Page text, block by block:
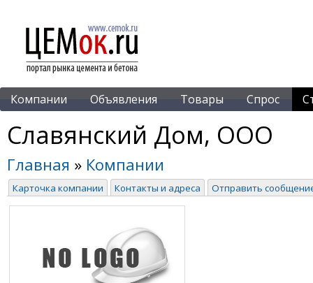
Компании Объявления Товары Спрос
Славянский Дом, ООО
Главная » Компании
Карточка компании Контакты и адреса Отправить